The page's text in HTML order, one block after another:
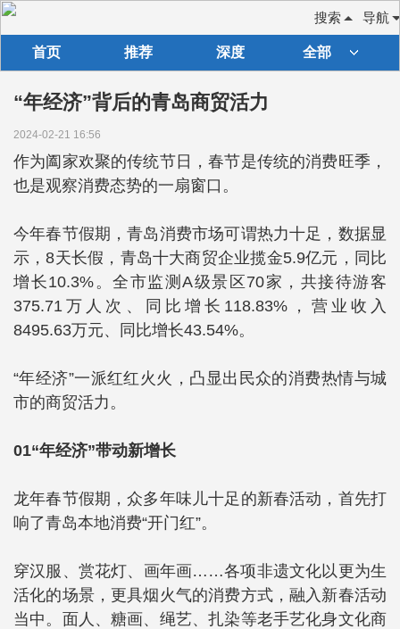
导航
搜索
首页 推荐 深度 全部
“年经济”背后的青岛商贸活力
2024-02-21 16:56
作为阖家欢聚的传统节日，春节是传统的消费旺季，
也是观察消费态势的一扇窗口。
今年春节假期，青岛消费市场可谓热力十足，数据显
示，8天长假，青岛十大商贸企业揽金5.9亿元，同比
增长10.3%。全市监测A级景区70家，共接待游客
375.71万人次、同比增长118.83%，营业收入
8495.63万元、同比增长43.54%。
“年经济”一派红红火火，凸显出民众的消费热情与城
市的商贸活力。
01“年经济”带动新增长
龙年春节假期，众多年味儿十足的新春活动，首先打
响了青岛本地消费“开门红”。
穿汉服、赏花灯、画年画……各项非遗文化以更为生
活化的场景，更具烟火气的消费方式，融入新春活动
当中。面人、糖画、绳艺、扎染等老手艺化身文化商